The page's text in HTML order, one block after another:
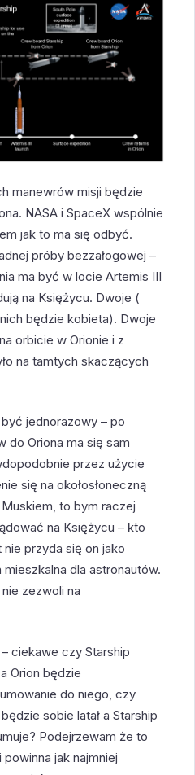
manewrów misji będzie
NASA i SpaceX wspólnie
jak to ma się odbyć.
próby bezzałogowej –
ma być w locie Artemis III
na Księżycu. Dwoje (
będzie kobieta). Dwoje
orbicie w Orionie i z
na tamtych skaczących
jednorazowy – po
do Oriona ma się sam
przez użycie
się na okołosłoneczną
to bym raczej
na Księżycu – kto
przyda się on jako
dla astronautów.
zezwoli na
ciekawe czy Starship
Orion będzie
do niego, czy
sobie latał a Starship
Podejrzewam że to
powinna jak najmniej